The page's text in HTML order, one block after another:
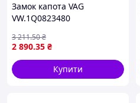
Замок капота VAG
VW.1Q0823480
2 890.35 ₴
3 211.50₴
Купити